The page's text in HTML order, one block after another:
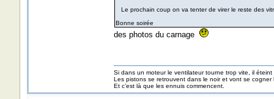
Le prochain coup on va tenter de virer le reste des
Bonne soirée
des photos du carnage
Si dans un moteur le ventilateur tourne trop vite, il éteint
Les pistons se retrouvent dans le noir et vont se
Et c’est là que les ennuis commencent.